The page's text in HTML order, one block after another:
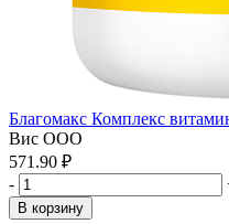
Благомакс Комплекс
Вис ООО
571.90 ₽
-
В корзину